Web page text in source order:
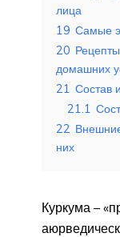
лица
19 Самые
20
домашних
21 Состав
21.1
22
них
Куркума –